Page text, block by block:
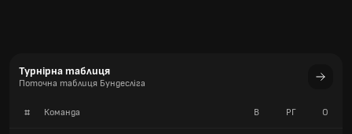
Турнірна таблиця
Поточна таблиця Бундесліга
# Команда В РГ О